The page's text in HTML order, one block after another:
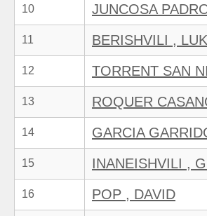
10 JUNCOSA
11 BERISHVILI ,
12 TORRENT SAN
13 ROQUER
14 GARCIA
15 INANEISHVILI ,
16 POP , DAVID